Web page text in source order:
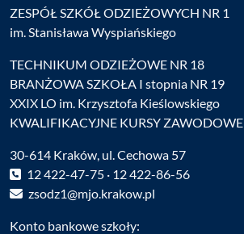
ZESPÓŁ SZKÓŁ ODZIEŻOWYCH NR 1
im. Stanisława Wyspiańskiego
TECHNIKUM ODZIEŻOWE NR 18
BRANŻOWA SZKOŁA I stopnia NR 19
XXIX LO im. Krzysztofa Kieślowskiego
KWALIFIKACYJNE KURSY ZAWODOWE
30-614 Kraków, ul. Cechowa 57
12 422-47-75 · 12 422-86-56
zsodz1@mjo.krakow.pl
Konto bankowe szkoły: